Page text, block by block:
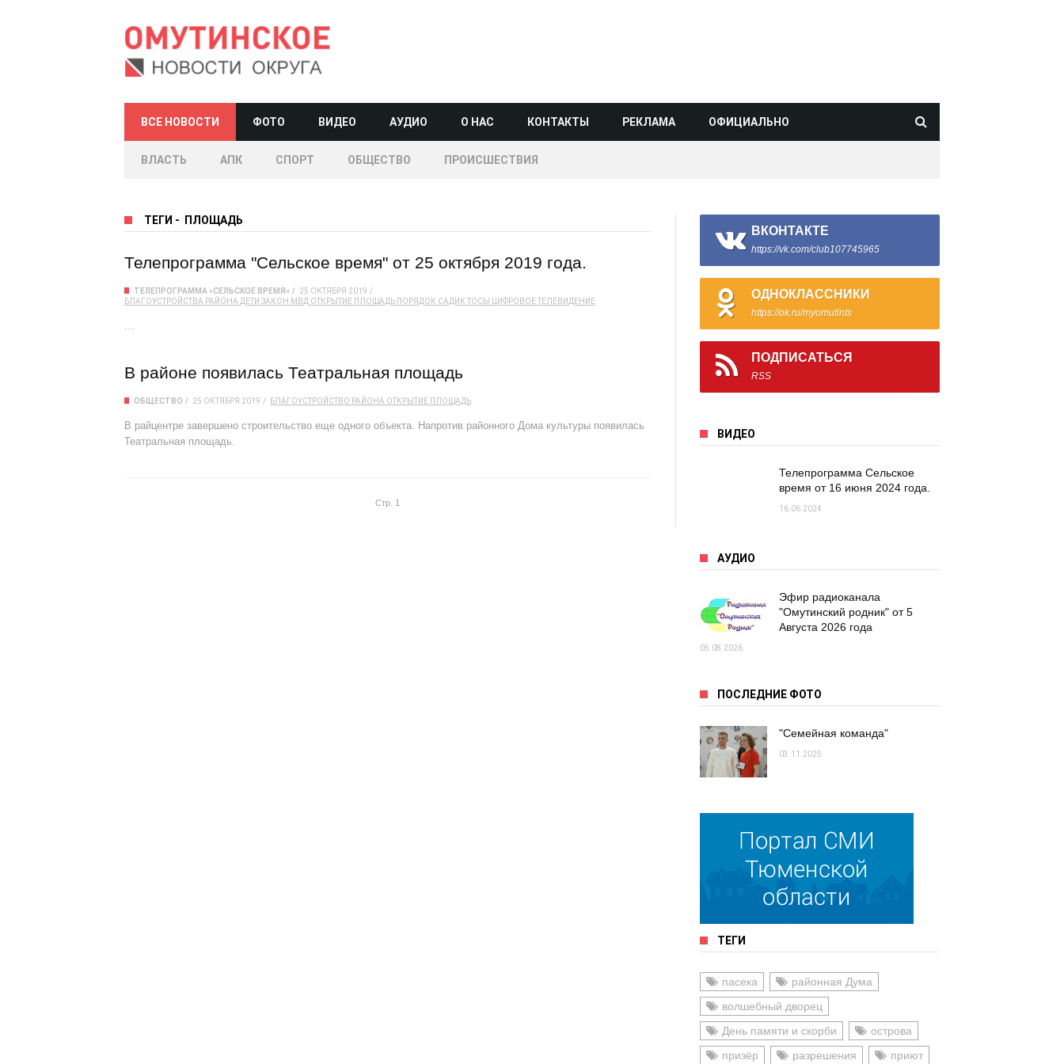
ВСЕ НОВОСТИ ФОТО ВИДЕО АУДИО О НАС КОНТАКТЫ РЕКЛАМА ОФИЦИАЛЬНО
ВЛАСТЬ АПК СПОРТ ОБЩЕСТВО ПРОИСШЕСТВИЯ
ТЕГИ - ПЛОЩАДЬ
Телепрограмма "Сельское время" от 25 октября 2019 года.
ТЕЛЕПРОГРАММА «СЕЛЬСКОЕ ВРЕМЯ»
25 ОКТЯБРЯ 2019
БЛАГОУСТРОЙСТВА РАЙОНА ДЕТИ ЗАКОН МВД ОТКРЫТИЕ ПЛОЩАДЬ ПОРЯДОК САДИК ТОСЫ ЦИФРОВОЕ ТЕЛЕВИДЕНИЕ
…
В районе появилась Театральная площадь
ОБЩЕСТВО 25 ОКТЯБРЯ 2019 БЛАГОУСТРОЙСТВО РАЙОНА ОТКРЫТИЕ ПЛОЩАДЬ
В райцентре завершено строительство еще одного объекта. Напротив районного Дома культуры появилась
Театральная площадь.
Стр. 1
ВКОНТАКТЕ
https://vk.com/club107745965
ОДНОКЛАССНИКИ
https://ok.ru/myomutints
ПОДПИСАТЬСЯ
RSS
ВИДЕО
Телепрограмма Сельское
время от 16 июня 2024 года.
16.06.2024
АУДИО
Эфир радиоканала
"Омутинский родник" от 5
Августа 2026 года
05.08.2026
ПОСЛЕДНИЕ ФОТО
"Семейная команда"
03.11.2025
ТЕГИ
пасека
районная Дума
волшебный дворец
День памяти и скорби
острова
призёр
разрешения приют